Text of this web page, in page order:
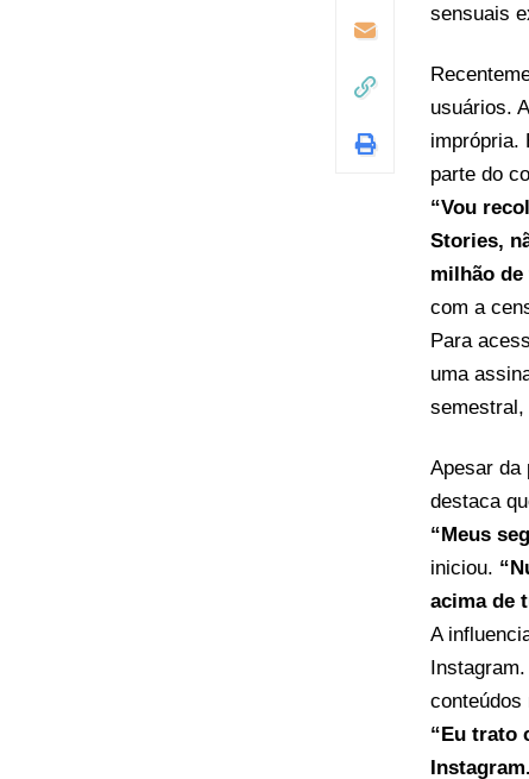
sensuais
usuários.
imprópria.
parte do
“Vou
Stories,
milhão de
com a
Para
uma
semestral,
Apesar da
destaca
“Meus
iniciou.
acima de
A
“Eu trato